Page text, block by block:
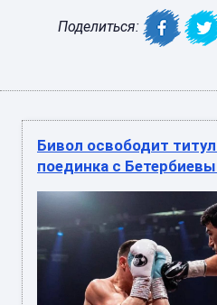
Поделиться:
Бивол освободит
поединка с